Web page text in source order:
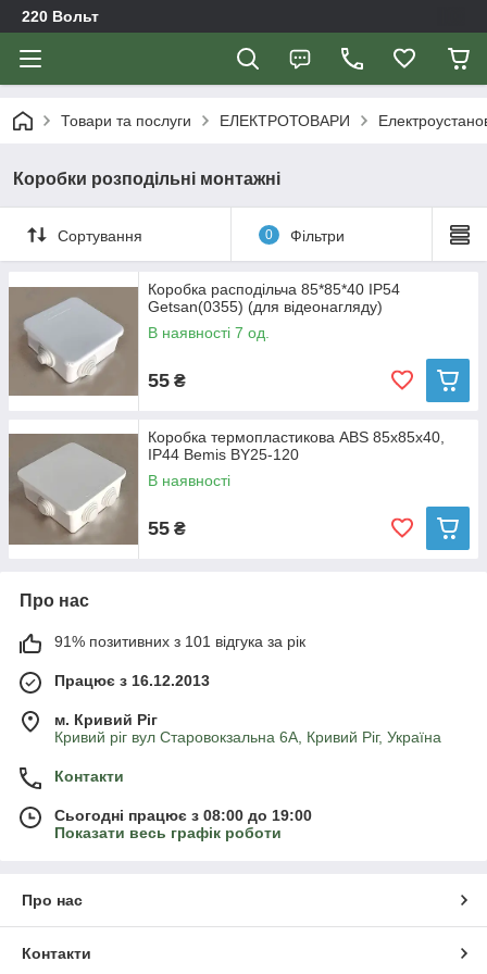
220 Вольт
Товари та послуги ЕЛЕКТРОТОВАРИ
Коробки розподільні монтажні
Сортування 0 Фільтри
Коробка расподільча 85*85*40 IP54
Getsan(0355) (для відеонагляду)
В наявності 7 од.
55 ₴
Коробка термопластикова ABS 85x85x40,
IP44 Bemis BY25-120
В наявності
55 ₴
Про нас
91% позитивних з 101 відгука за рік
Працює з 16.12.2013
м. Кривий Ріг
Кривий ріг вул Старовокзальна 6А, Кривий Ріг, Україна
Контакти
Сьогодні працює з 08:00 до 19:00
Показати весь графік роботи
Про нас
Контакти